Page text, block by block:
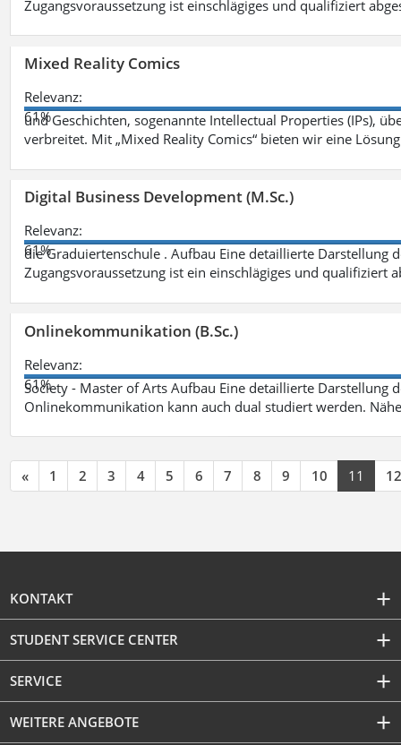
Zugangsvoraussetzung ist einschlägiges und qualifiziert
Mixed Reality Comics
Relevanz:
61%
und Geschichten, sogenannte Intellectual Properties (IPs),
verbreitet. Mit „Mixed Reality Comics“ bieten wir eine
Digital Business Development (M.Sc.)
Relevanz:
61%
die Graduiertenschule . Aufbau Eine detaillierte Darstellung
Zugangsvoraussetzung ist ein einschlägiges und qualifiziert
Onlinekommunikation (B.Sc.)
Relevanz:
61%
Society - Master of Arts Aufbau Eine detaillierte Darstellung
Onlinekommunikation kann auch dual studiert werden.
« 1 2 3 4 5 6 7 8 9 10 11 12
KONTAKT
STUDENT SERVICE CENTER
SERVICE
WEITERE ANGEBOTE